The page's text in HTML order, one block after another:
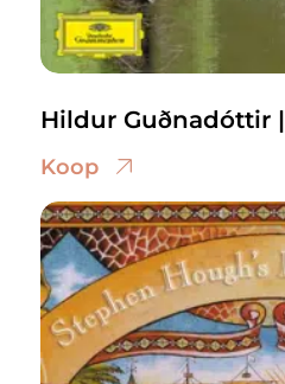
Hildur Guðnadóttir
Koop